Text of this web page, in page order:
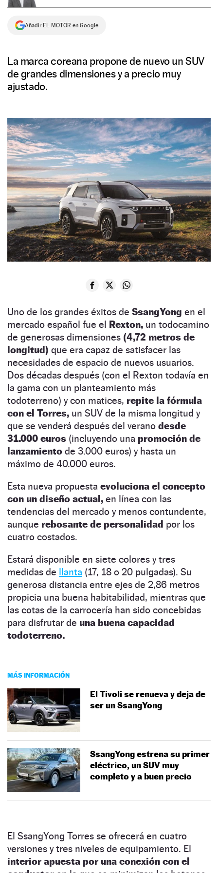
Añadir EL MOTOR en Google
La marca coreana propone de nuevo un SUV
de grandes dimensiones y a precio muy
ajustado.
Uno de los grandes éxitos de SsangYong en el
mercado español fue el Rexton, un todocamino
de generosas dimensiones (4,72 metros de
longitud) que era capaz de satisfacer las
necesidades de espacio de nuevos usuarios.
Dos décadas después (con el Rexton todavía en
la gama con un planteamiento más
todoterreno) y con matices, repite la fórmula
con el Torres, un SUV de la misma longitud y
que se venderá después del verano desde
31.000 euros (incluyendo una promoción de
lanzamiento de 3.000 euros) y hasta un
máximo de 40.000 euros.
Esta nueva propuesta evoluciona el concepto
con un diseño actual, en línea con las
tendencias del mercado y menos contundente,
aunque rebosante de personalidad por los
cuatro costados.
Estará disponible en siete colores y tres
medidas de llanta (17, 18 o 20 pulgadas). Su
generosa distancia entre ejes de 2,86 metros
propicia una buena habitabilidad, mientras que
las cotas de la carrocería han sido concebidas
para disfrutar de una buena capacidad
todoterreno.
MÁS INFORMACIÓN
El Tivoli se renueva y deja de
ser un SsangYong
SsangYong estrena su primer
eléctrico, un SUV muy
completo y a buen precio
El SsangYong Torres se ofrecerá en cuatro
versiones y tres niveles de equipamiento. El
interior apuesta por una conexión con el